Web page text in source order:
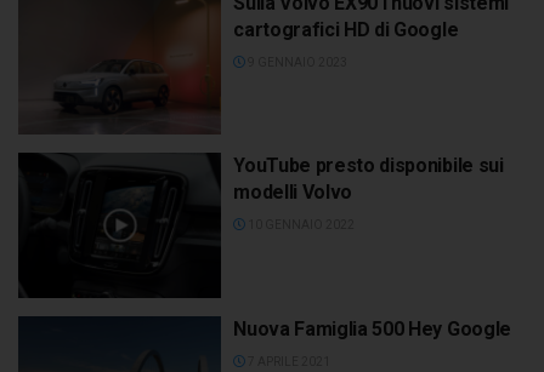
cartografici HD di Google
YouTube presto disponibile sui
modelli Volvo
Nuova Famiglia 500 Hey Google